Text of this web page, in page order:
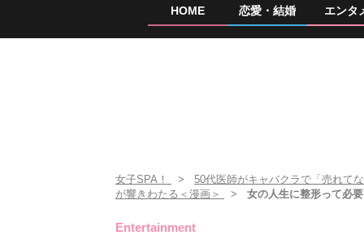
HOME 恋愛・結婚 エンタ
女子SPA！
50代医師がキャバクラで「売れて
が響きわたる＜漫画＞
女の人生に整形って必
Entertainment